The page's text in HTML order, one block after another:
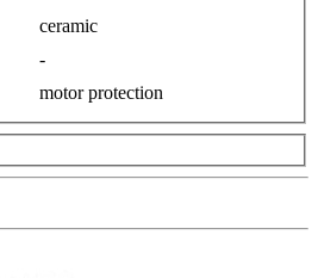
ceramic
-
motor protection